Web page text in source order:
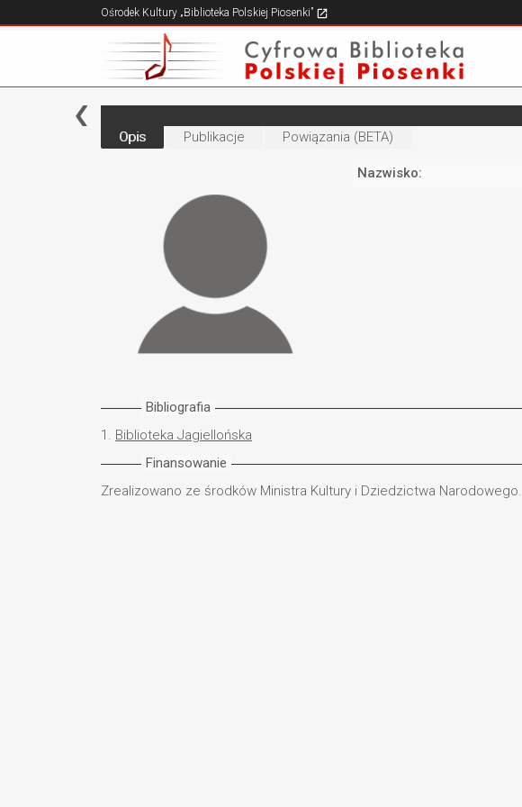
Ośrodek Kultury „Biblioteka Polskiej Piosenki”
Opis Publikacje Powiązania (BETA)
Nazwisko:
Bibliografia
1. Biblioteka Jagiellońska
Finansowanie
Zrealizowano ze środków Ministra Kultury i Dziedzictwa Narodowego.